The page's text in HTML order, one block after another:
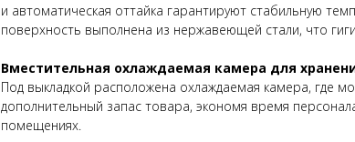
и автоматическая оттайка гарантируют стабильную
поверхность выполнена из нержавеющей стали, что
Вместительная охлаждаемая камера для
Под выкладкой расположена охлаждаемая камера, где
дополнительный запас товара, экономя время
помещениях.